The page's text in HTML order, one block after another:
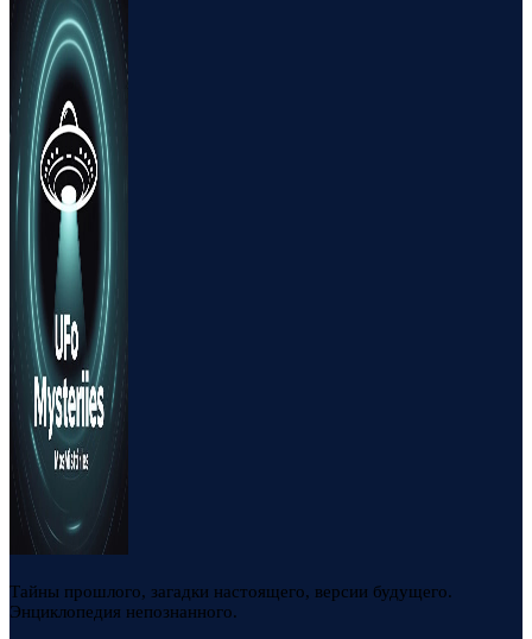
Тайны прошлого, загадки настоящего, версии будущего.
Энциклопедия непознанного.